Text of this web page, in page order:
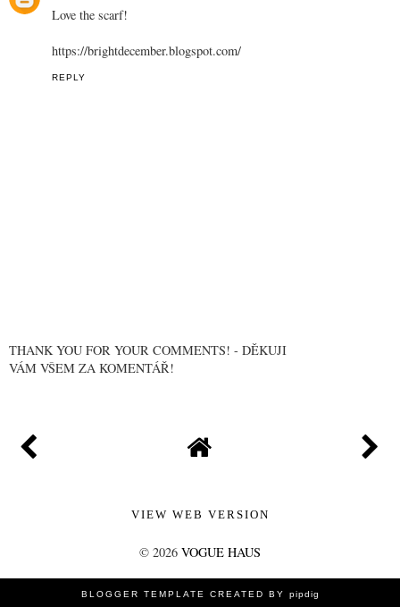
Love the scarf!
https://brightdecember.blogspot.com/
REPLY
THANK YOU FOR YOUR COMMENTS! - DĚKUJI
VÁM VŠEM ZA KOMENTÁŘ!
VIEW WEB VERSION
© 2026 VOGUE HAUS
BLOGGER TEMPLATE CREATED BY pipdig